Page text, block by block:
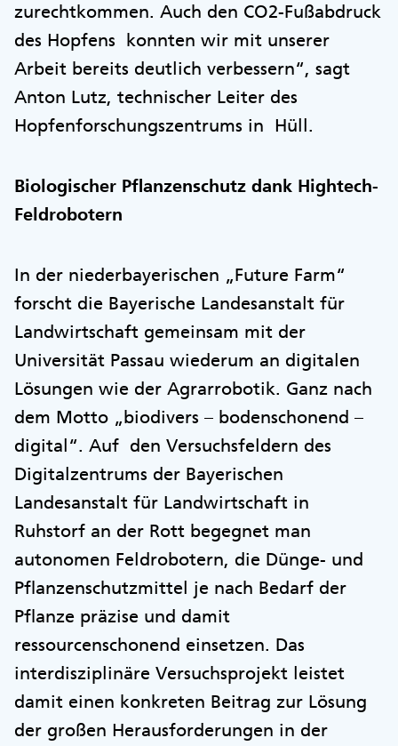
zurechtkommen. Auch den CO2-Fußabdruck
des Hopfens konnten wir mit unserer
Arbeit bereits deutlich verbessern“, sagt
Anton Lutz, technischer Leiter des
Hopfenforschungszentrums in Hüll.
Biologischer Pflanzenschutz dank Hightech-
Feldrobotern
In der niederbayerischen „Future Farm“
forscht die Bayerische Landesanstalt für
Landwirtschaft gemeinsam mit der
Universität Passau wiederum an digitalen
Lösungen wie der Agrarrobotik. Ganz nach
dem Motto „biodivers – bodenschonend –
digital“. Auf den Versuchsfeldern des
Digitalzentrums der Bayerischen
Landesanstalt für Landwirtschaft in
Ruhstorf an der Rott begegnet man
autonomen Feldrobotern, die Dünge- und
Pflanzenschutzmittel je nach Bedarf der
Pflanze präzise und damit
ressourcenschonend einsetzen. Das
interdisziplinäre Versuchsprojekt leistet
damit einen konkreten Beitrag zur Lösung
der großen Herausforderungen in der